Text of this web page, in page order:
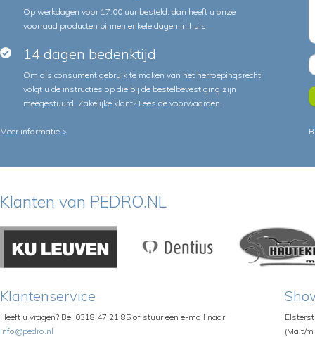
Op werkdagen voor 17.00 uur besteld, dan heeft u onze
voorraad producten binnen enkele dagen in huis.
14 dagen bedenktijd
Om als consument gebruik te maken van het herroepingsrecht
volgt u de instructies op die bij de bestelbevestiging zijn
meegestuurd. Zakelijke klant? Lees de voorwaarden.
Meer informatie >
Klanten van PEDRO.NL
Klantenservice
Heeft u vragen? Bel 0318 47 21 85 of stuur een e-mail naar
info@pedro.nl
(Ma t/